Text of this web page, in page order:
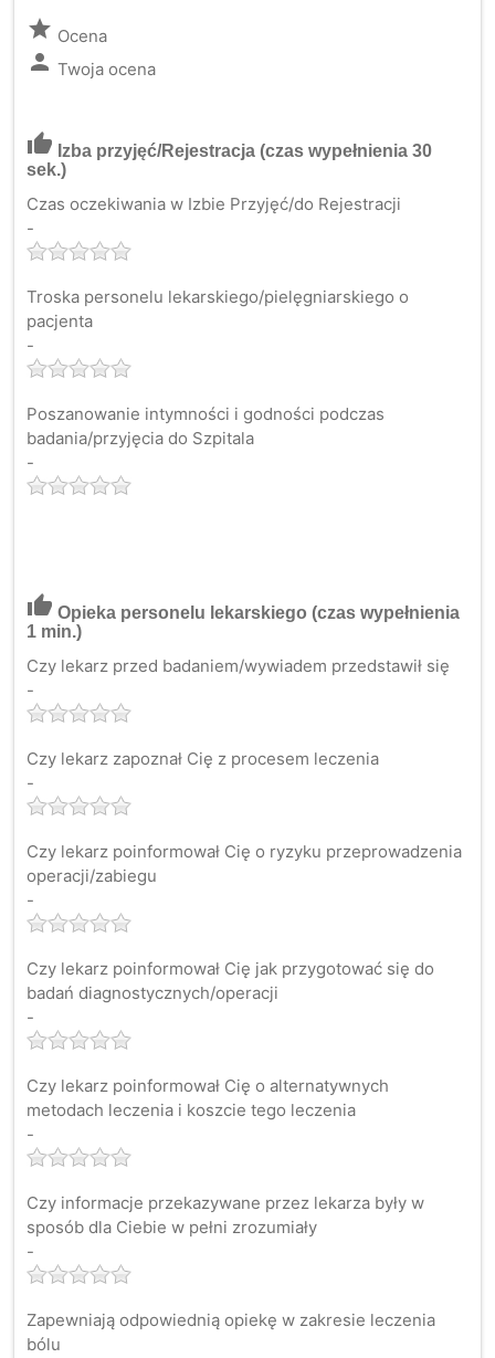
grade Ocena
person Twoja ocena
thumb_up Izba przyjęć/Rejestracja (czas wypełnienia 30
sek.)
Czas oczekiwania w Izbie Przyjęć/do Rejestracji
-
Troska personelu lekarskiego/pielęgniarskiego o
pacjenta
-
Poszanowanie intymności i godności podczas
badania/przyjęcia do Szpitala
-
thumb_up Opieka personelu lekarskiego (czas wypełnienia
1 min.)
Czy lekarz przed badaniem/wywiadem przedstawił się
-
Czy lekarz zapoznał Cię z procesem leczenia
-
Czy lekarz poinformował Cię o ryzyku przeprowadzenia
operacji/zabiegu
-
Czy lekarz poinformował Cię jak przygotować się do
badań diagnostycznych/operacji
-
Czy lekarz poinformował Cię o alternatywnych
metodach leczenia i koszcie tego leczenia
-
Czy informacje przekazywane przez lekarza były w
sposób dla Ciebie w pełni zrozumiały
-
Zapewniają odpowiednią opiekę w zakresie leczenia
bólu